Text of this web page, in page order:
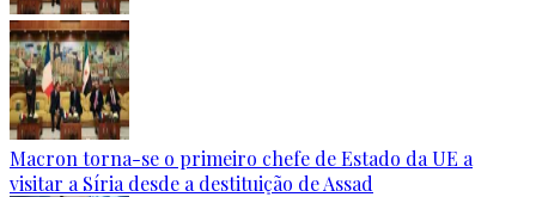
Macron torna-se o primeiro chefe de Estado da UE a
visitar a Síria desde a destituição de Assad